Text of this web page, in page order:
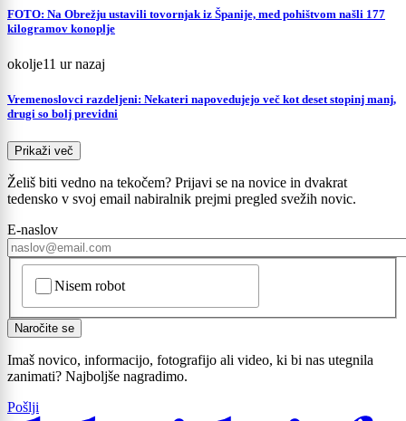
FOTO: Na Obrežju ustavili tovornjak iz Španije, med pohištvom našli 177
kilogramov konoplje
okolje11 ur nazaj
Vremenoslovci razdeljeni: Nekateri napovedujejo več kot deset stopinj manj,
drugi so bolj previdni
Prikaži več
Želiš biti vedno na tekočem? Prijavi se na novice in dvakrat
tedensko v svoj email nabiralnik prejmi pregled svežih novic.
E-naslov
Nisem robot
Naročite se
Imaš novico, informacijo, fotografijo ali video, ki bi nas utegnila
zanimati? Najboljše nagradimo.
Pošlji